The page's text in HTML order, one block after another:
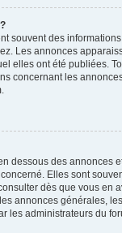
souvent des
Les annonces
elles ont été publiées.
concernant les
dessous des annonces
Elles sont
dès que vous en
annonces générales,
les administrateurs du